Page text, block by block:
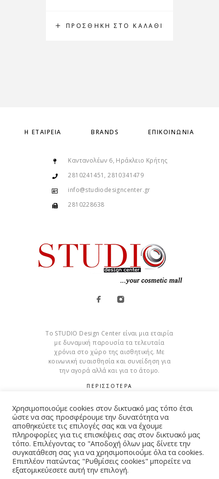
ΠΡΟΣΘΉΚΗ ΣΤΟ ΚΑΛΆΘΙ
Η ΕΤΑΙΡΕΊΑ BRANDS ΕΠΙΚΟΙΝΩΝΊΑ
Καντανολέων 6, Ηράκλειο Κρήτης
2810241451, 2810341479
info@studiodesigncenter.gr
2810228638
Το STUDIO Design Center είναι μια εταιρία
με δυναμική παρουσία τα τελευταία
χρόνια στο χώρο της αισθητικής. Με
κοινωνική ευαισθησία και συνείδηση για
την αγορά αλλά και για το άτομο.
ΠΕΡΙΣΣΟΤΕΡΑ
Cookies
© Copyright 2015 – 2026 . All Rights Reserved. Developed By
iWorx
Χρησιμοποιούμε cookies στον δικτυακό μας τόπο έτσι
ώστε να σας προσφέρουμε την δυνατότητα να
αποθηκεύετε τις επιλογές σας και να έχουμε
πληροφορίες για τις επισκέψεις σας στον δικτυακό μας
τόπο. Επιλέγοντας το "Αποδοχή όλων μας δίνετε την
συγκατάθεση σας για να χρησιμοποιούμε όλα τα cookies.
Επιπλέον πατώντας "Ρυθμίσεις cookies" μπορείτε να
εξατομικεύεσετε αυτή την επιλογή.